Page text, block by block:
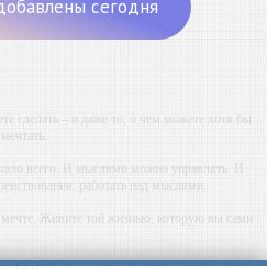
сегодня
сделать – и даже то, о чем можете хотя бы
мечтать.
всего. И мыслями можно управлять. И
работать над мыслями.
Живите той жизнью, которую вы сами